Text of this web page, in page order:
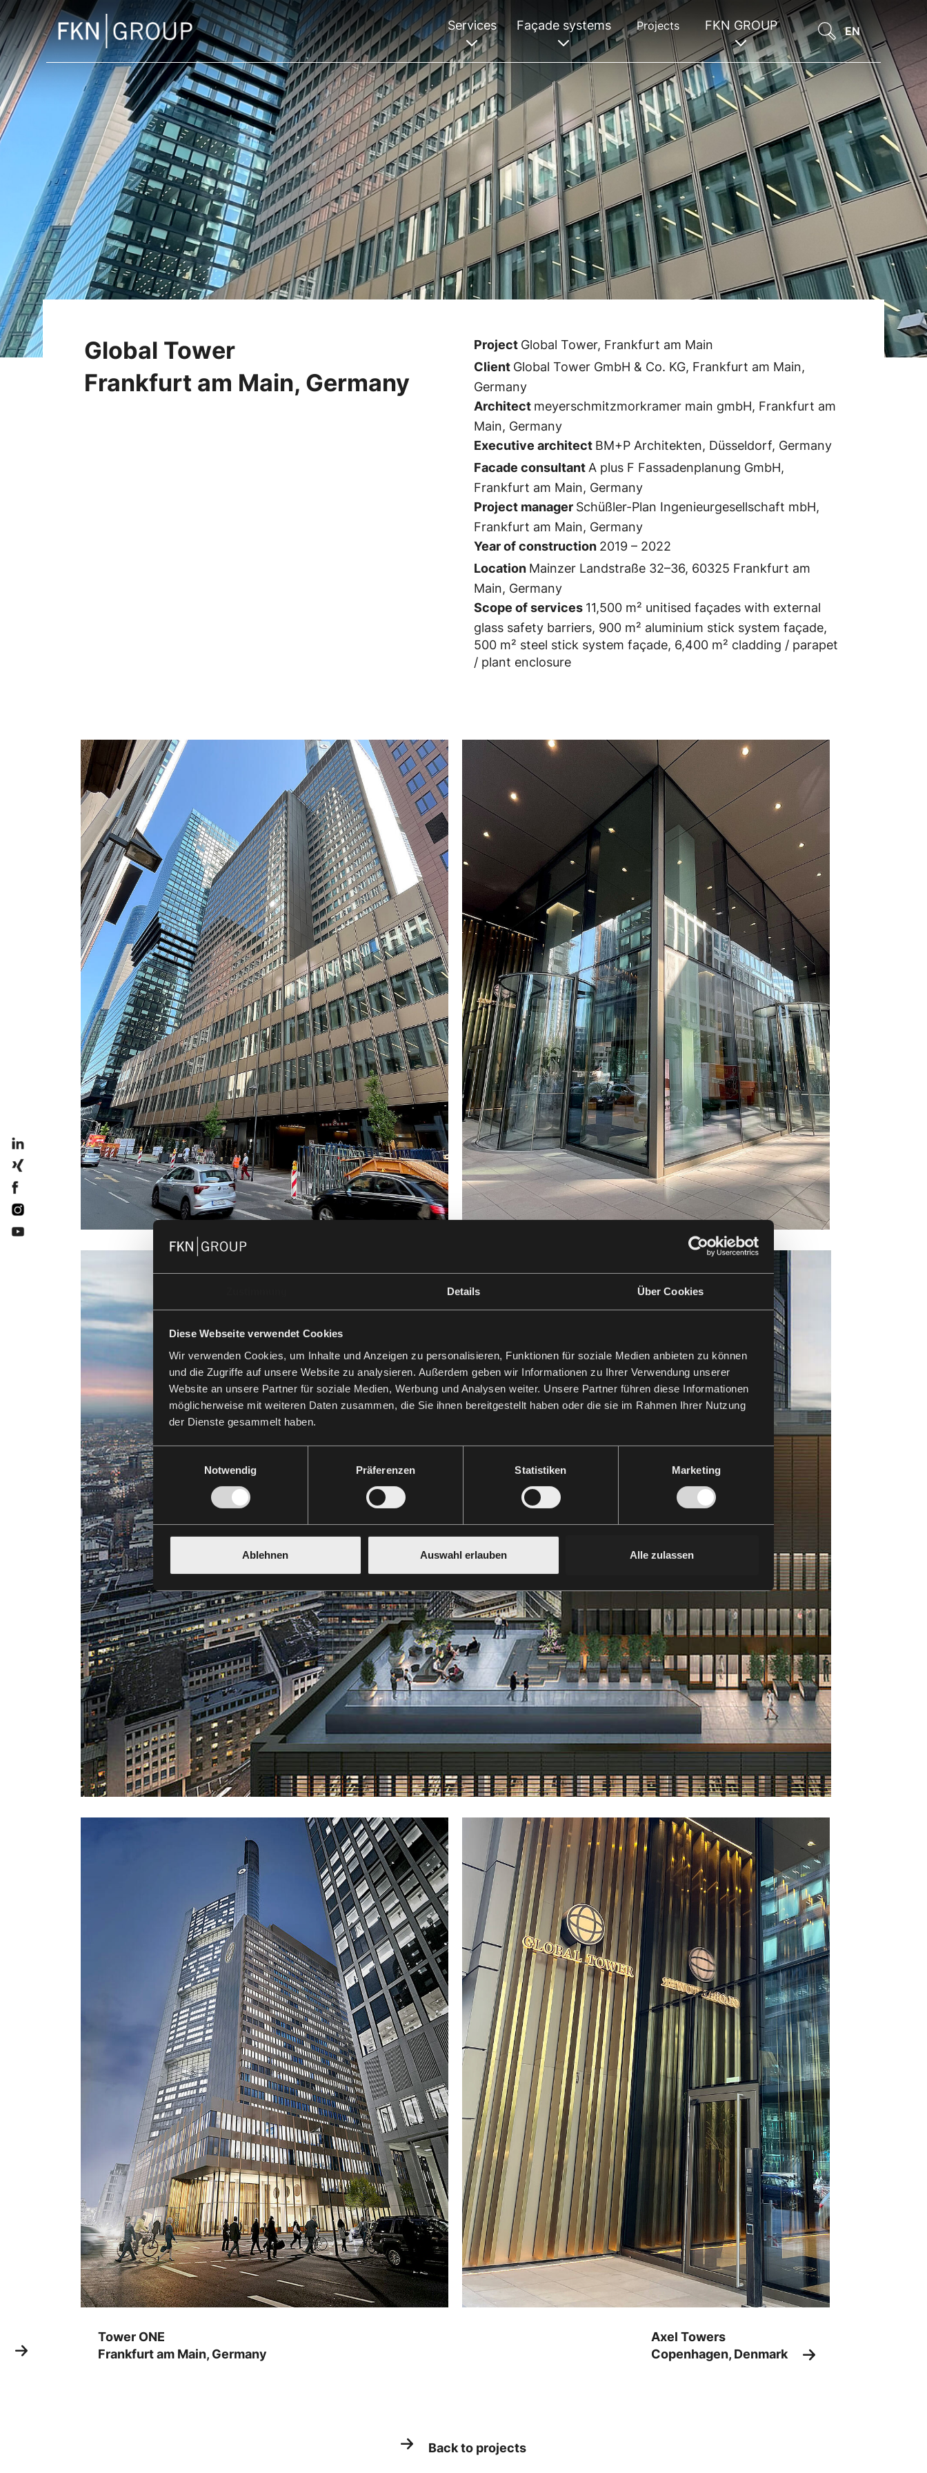
Details Über Cookies
Diese Webseite verwendet Cookies
Wir verwenden Cookies, um Inhalte und Anzeigen zu personalisieren, Funktionen für soziale Medien anbieten zu können
und die Zugriffe auf unsere Website zu analysieren. Außerdem geben wir Informationen zu Ihrer Verwendung unserer
Website an unsere Partner für soziale Medien, Werbung und Analysen weiter. Unsere Partner führen diese Informationen
möglicherweise mit weiteren Daten zusammen, die Sie ihnen bereitgestellt haben oder die sie im Rahmen Ihrer Nutzung
der Dienste gesammelt haben.
Einwilligungsauswahl
Notwendig
Präferenzen Statistiken Marketing
Ablehnen Auswahl erlauben Alle zulassen
Services Façade systems Projects FKN GROUP EN
Global Tower
Frankfurt am Main, Germany
Project Global Tower, Frankfurt am Main
Client Global Tower GmbH & Co. KG, Frankfurt am Main,
Germany
Architect meyerschmitzmorkramer main gmbH, Frankfurt am
Main, Germany
Executive architect BM+P Architekten, Düsseldorf, Germany
Facade consultant A plus F Fassadenplanung GmbH,
Frankfurt am Main, Germany
Project manager Schüßler-Plan Ingenieurgesellschaft mbH,
Frankfurt am Main, Germany
Year of construction 2019 – 2022
Location Mainzer Landstraße 32–36, 60325 Frankfurt am
Main, Germany
Scope of services 11,500 m² unitised façades with external
glass safety barriers, 900 m² aluminium stick system façade,
500 m² steel stick system façade, 6,400 m² cladding / parapet
/ plant enclosure
Tower ONE
Frankfurt am Main, Germany
Axel Towers
Copenhagen, Denmark
Back to projects